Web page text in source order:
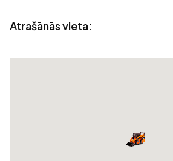
Atrašānās vieta: